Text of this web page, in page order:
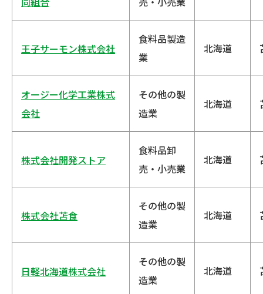
王子サーモン株式会社
食料品製造
業
北海道
オージー化学工業株式
会社
その他の製
造業
北海道
株式会社開発ストア
食料品卸
売・小売業
北海道
株式会社苫食
その他の製
造業
北海道
日軽北海道株式会社
その他の製
造業
北海道